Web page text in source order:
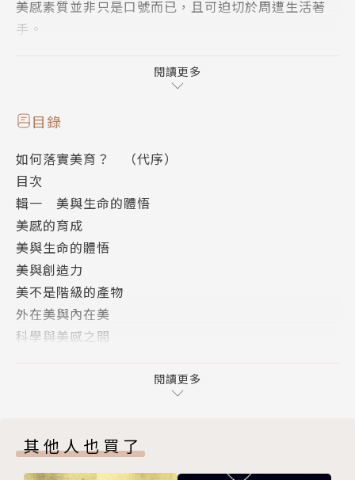
美感素質並非只是口號而已，且可迫切於周遭生活著
手。
「人類文明的進步確實靠喜愛新奇的心理，但是對美的
敏感反應卻是文明的基石，有文化素養的人可以陶醉在
美感中，享受精神的愉快。這是我們需要的基本修
作者簡介
漢寶德
1934年生，成大建築系畢業，美國哈佛大學及普林大
學碩士學位，曾任東海大學建築系主任及講師、國立自
然科學博物館籌備主任及館長、台南藝術學院籌備主任
及校長。現為世界宗教博物館館長、漢光建築師事務所
青年建築師的信》、《中國的建築與文化》、《築人
閱讀更多
目錄
如何落實美育？ （代序）
目次
輯一 美與生命的體悟
美感的育成
美與生命的體悟
美與創造力
美不是階級的產物
外在美與內在美
科學與美感之間
輯二 美育出了什麼問題？
公民美學的落實
美感與快感
閱讀更多
其他人也買了